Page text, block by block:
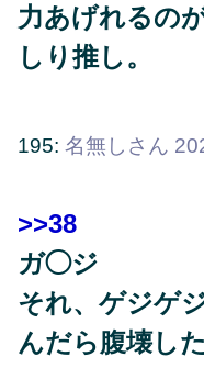
力あげれるの
しり推し。
195: 名無しさん
>>38
ガ◯ジ
それ、ゲジゲ
んだら腹壊し